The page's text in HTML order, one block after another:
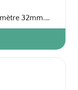
32mm.